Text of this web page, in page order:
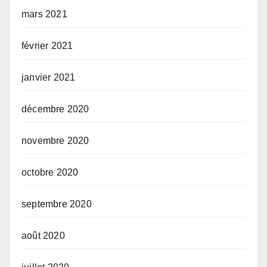
mars 2021
février 2021
janvier 2021
décembre 2020
novembre 2020
octobre 2020
septembre 2020
août 2020